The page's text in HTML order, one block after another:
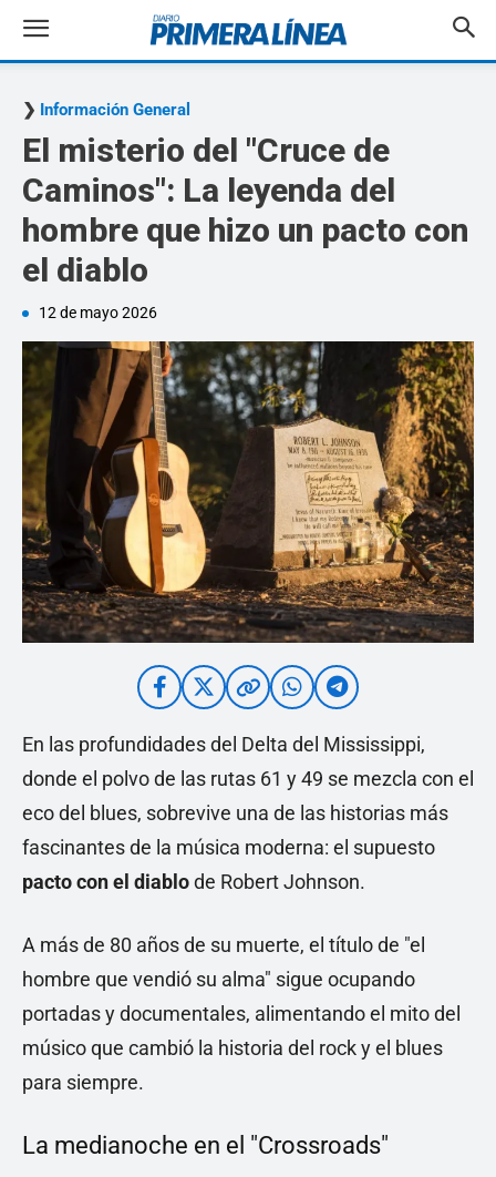
Información General
El misterio del "Cruce de
Caminos": La leyenda del
hombre que hizo un pacto con
el diablo
12 de mayo 2026
En las profundidades del Delta del Mississippi,
donde el polvo de las rutas 61 y 49 se mezcla con el
eco del blues, sobrevive una de las historias más
fascinantes de la música moderna: el supuesto
pacto con el diablode Robert Johnson.
A más de 80 años de su muerte, el título de "el
hombre que vendió su alma" sigue ocupando
portadas y documentales, alimentando el mito del
músico que cambió la historia del rock y el blues
para siempre.
La medianoche en el "Crossroads"